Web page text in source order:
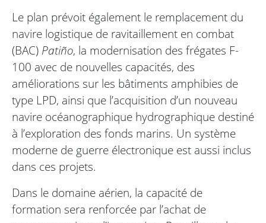
Le plan prévoit également le remplacement du
navire logistique de ravitaillement en combat
(BAC) Patiño, la modernisation des frégates F-
100 avec de nouvelles capacités, des
améliorations sur les bâtiments amphibies de
type LPD, ainsi que l’acquisition d’un nouveau
navire océanographique hydrographique destiné
à l’exploration des fonds marins. Un système
moderne de guerre électronique est aussi inclus
dans ces projets.
Dans le domaine aérien, la capacité de
formation sera renforcée par l’achat de